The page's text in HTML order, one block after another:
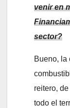
venir en
sector?
Bueno, la
reitero,
todo el